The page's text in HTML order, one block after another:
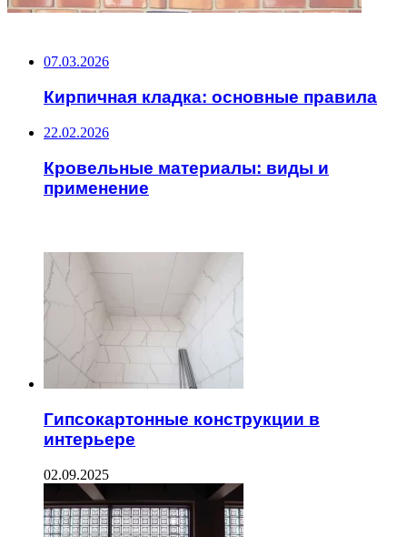
07.03.2026
Кирпичная кладка: основные правила
22.02.2026
Кровельные материалы: виды и
применение
Гипсокартонные конструкции в
интерьере
02.09.2025